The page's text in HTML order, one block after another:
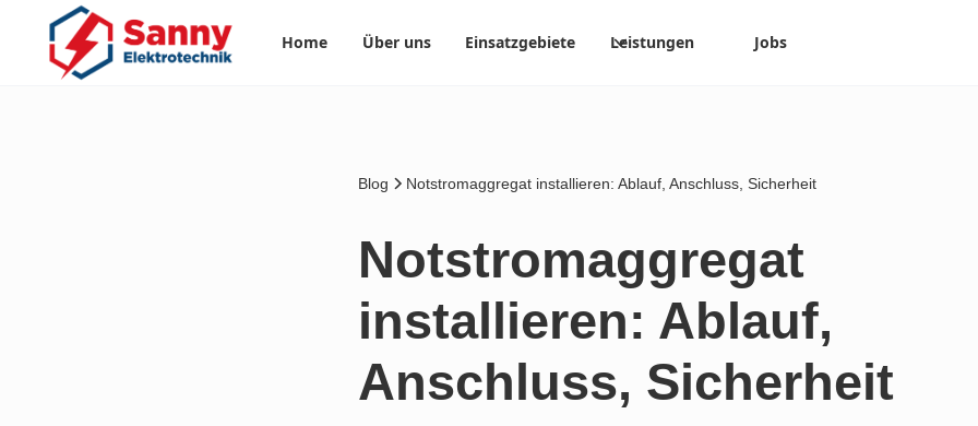
Home Über uns Einsatzgebiete Leistungen Jobs
Blog Notstromaggregat installieren: Ablauf, Anschluss, Sicherheit
Notstromaggregat
installieren: Ablauf,
Anschluss, Sicherheit